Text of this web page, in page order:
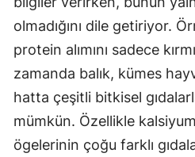
olmadığını dile getiriyor.
protein alımını sadece
zamanda balık, kümes
hatta çeşitli bitkisel
mümkün. Özellikle
ögelerinin çoğu farklı